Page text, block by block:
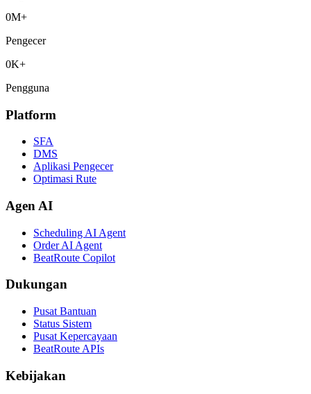
0M+
Pengecer
0K+
Pengguna
Platform
SFA
DMS
Aplikasi Pengecer
Optimasi Rute
Agen AI
Scheduling AI Agent
Order AI Agent
BeatRoute Copilot
Dukungan
Pusat Bantuan
Status Sistem
Pusat Kepercayaan
BeatRoute APIs
Kebijakan